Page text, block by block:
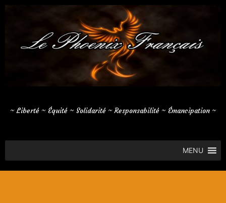
Aller
~ Liberté ~ Équité ~ Solidarité ~ Responsabilité ~ Émancipation ~
MENU